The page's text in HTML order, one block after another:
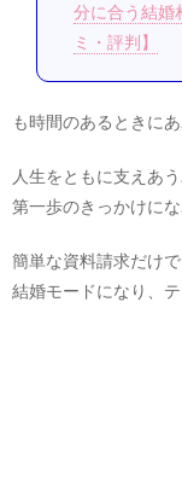
分に合う結婚
ミ・評判】
も時間のあるときに
人生をともに支えあ
第一歩のきっかけにな
簡単な資料請求だけ
結婚モードになり、